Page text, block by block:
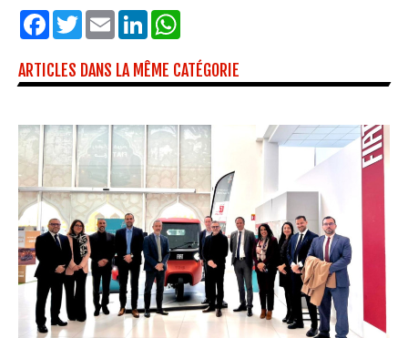
Facebook
TwitterEmailLinkedIn
ARTICLES DANS LA MÊME CATÉGORIE